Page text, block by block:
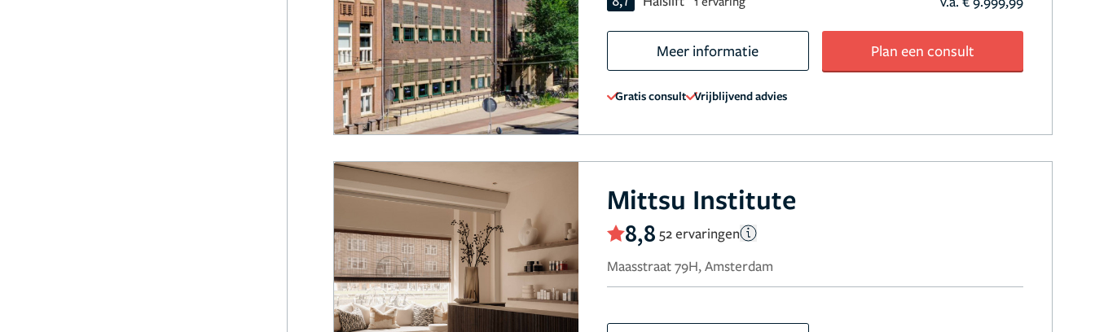
Meer informatie Plan een consult
Gratis consult Vrijblijvend advies
Mittsu Institute
8,8 52 ervaringen
Maasstraat 79H, Amsterdam